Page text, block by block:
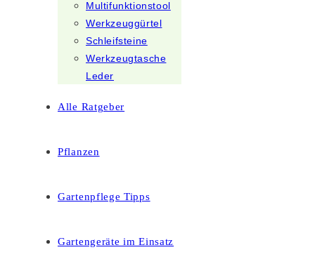
Multifunktionstool
Werkzeuggürtel
Schleifsteine
Werkzeugtasche
Leder
Alle Ratgeber
Pflanzen
Gartenpflege Tipps
Gartengeräte im Einsatz